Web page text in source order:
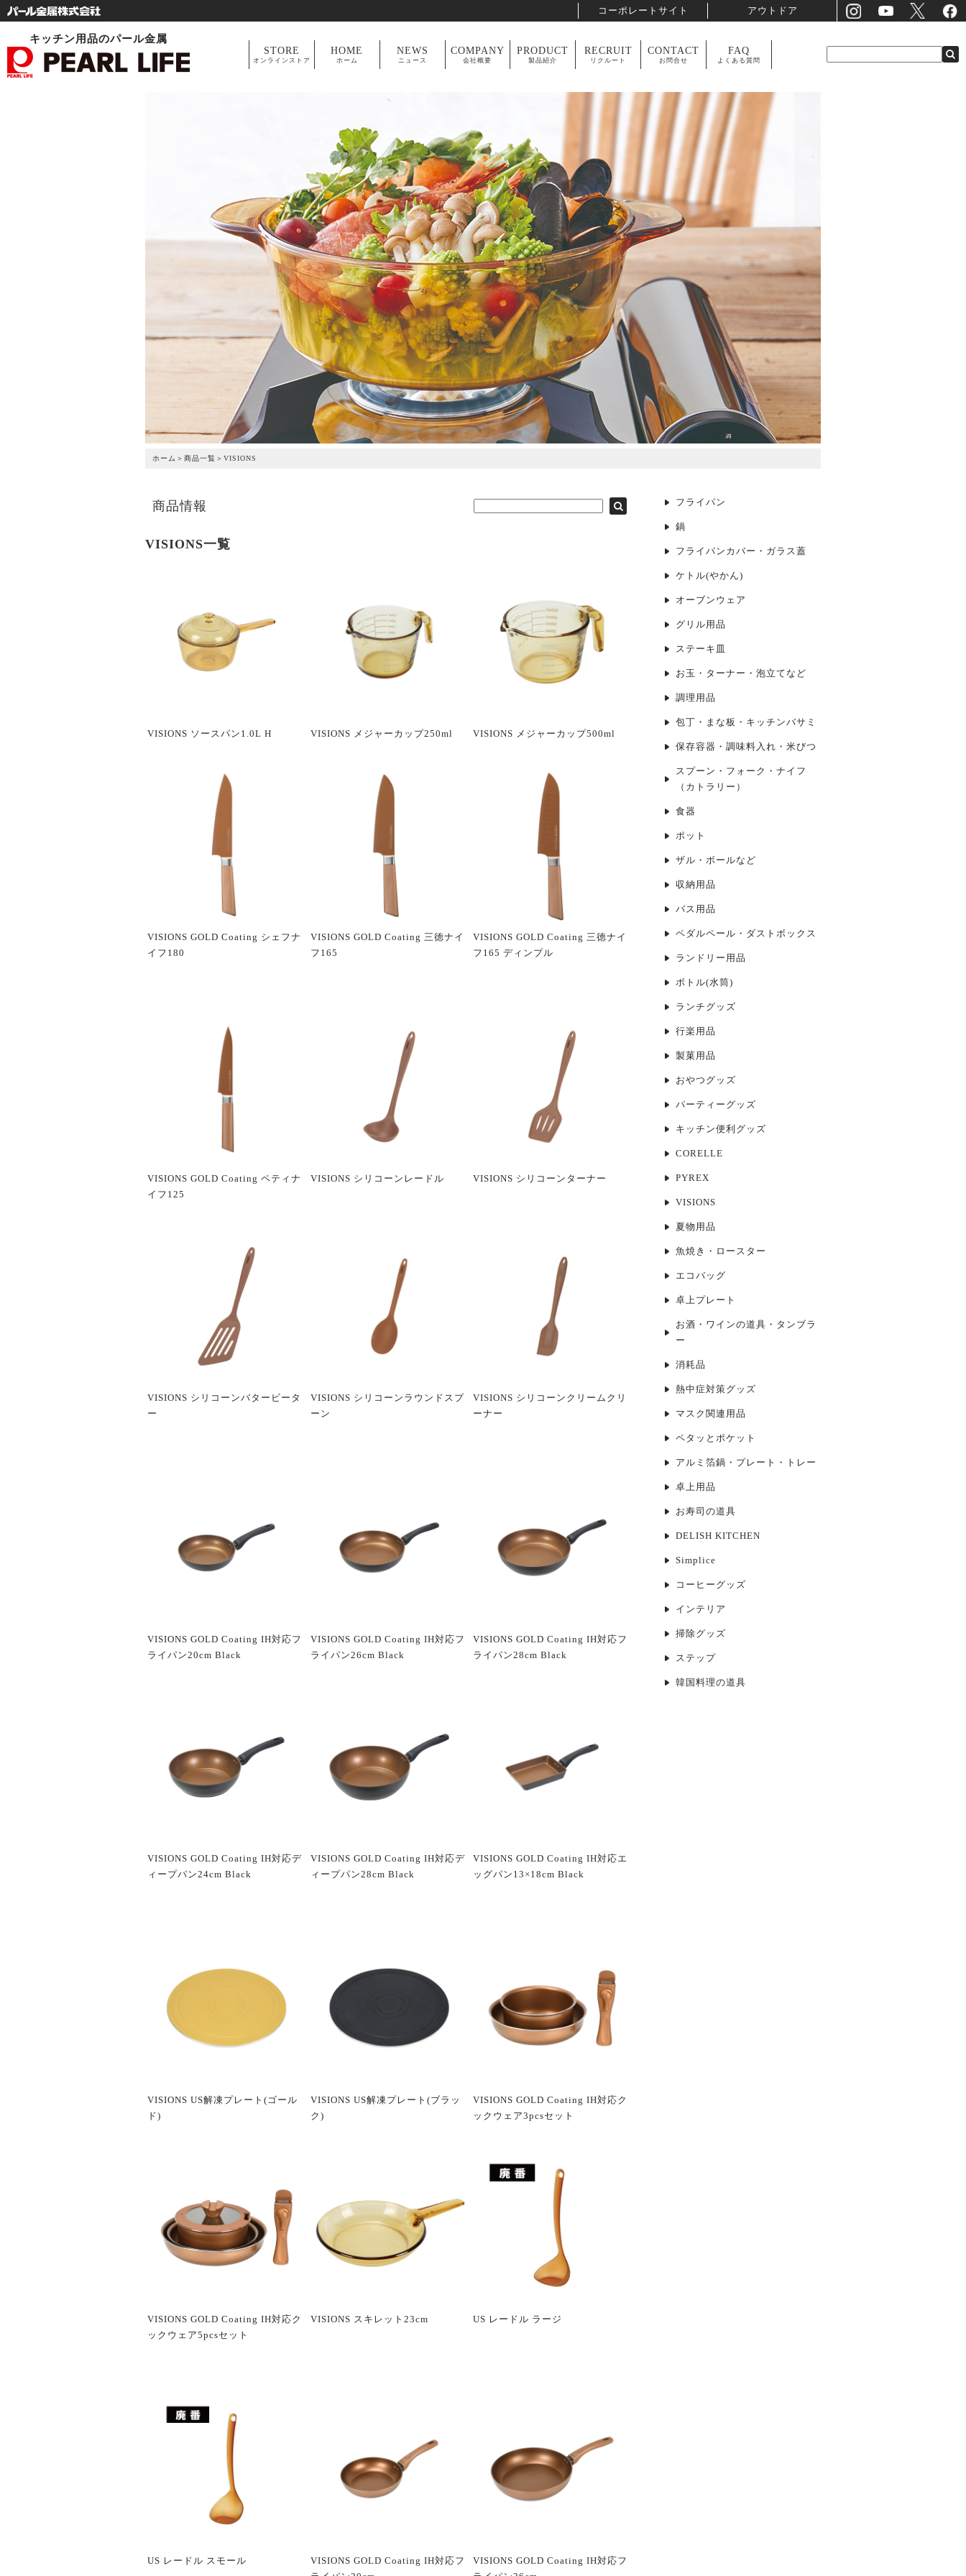
コーポレートサイト アウトドア
キッチン用品のパール金属
STORE
オンラインストア
HOME
ホーム
NEWS
ニュース
COMPANY
会社概要
PRODUCT
製品紹介
RECRUIT
リクルート
CONTACT
お問合せ
FAQ
よくある質問
ホーム ＞ 商品一覧 ＞ VISIONS
商品情報
VISIONS一覧
VISIONS ソースパン1.0L H VISIONS メジャーカップ250ml VISIONS メジャーカップ500ml
VISIONS GOLD Coating シェフナ
イフ180
VISIONS GOLD Coating 三徳ナイ
フ165
VISIONS GOLD Coating 三徳ナイ
フ165 ディンプル
VISIONS GOLD Coating ペティナ
イフ125
VISIONS シリコーンレードル VISIONS シリコーンターナー
VISIONS シリコーンバタービータ
ー
VISIONS シリコーンラウンドスプ
ーン
VISIONS シリコーンクリームクリ
ーナー
VISIONS GOLD Coating IH対応フ
ライパン20cm Black
VISIONS GOLD Coating IH対応フ
ライパン26cm Black
VISIONS GOLD Coating IH対応フ
ライパン28cm Black
VISIONS GOLD Coating IH対応デ
ィープパン24cm Black
VISIONS GOLD Coating IH対応デ
ィープパン28cm Black
VISIONS GOLD Coating IH対応エ
ッグパン13×18cm Black
VISIONS US解凍プレート(ゴール
ド)
VISIONS US解凍プレート(ブラッ
ク)
VISIONS GOLD Coating IH対応ク
ックウェア3pcsセット
VISIONS GOLD Coating IH対応ク
ックウェア5pcsセット
VISIONS スキレット23cm US レードル ラージ
US レードル スモール
VISIONS GOLD Coating IH対応フ
VISIONS GOLD Coating IH対応フ
フライパン
鍋
フライパンカバー・ガラス蓋
ケトル(やかん)
オーブンウェア
グリル用品
ステーキ皿
お玉・ターナー・泡立てなど
調理用品
包丁・まな板・キッチンバサミ
保存容器・調味料入れ・米びつ
スプーン・フォーク・ナイフ
（カトラリー）
食器
ポット
ザル・ボールなど
収納用品
バス用品
ペダルペール・ダストボックス
ランドリー用品
ボトル(水筒)
ランチグッズ
行楽用品
製菓用品
おやつグッズ
パーティーグッズ
キッチン便利グッズ
CORELLE
PYREX
VISIONS
夏物用品
魚焼き・ロースター
エコバッグ
卓上プレート
お酒・ワインの道具・タンブラ
ー
消耗品
熱中症対策グッズ
マスク関連用品
ペタッとポケット
アルミ箔鍋・プレート・トレー
卓上用品
お寿司の道具
DELISH KITCHEN
Simplice
コーヒーグッズ
インテリア
掃除グッズ
ステップ
韓国料理の道具